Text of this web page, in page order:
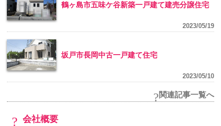
鶴ヶ島市五味ケ谷新築一戸建て建売分譲住宅
2023/05/19
坂戸市長岡中古一戸建て住宅
2023/05/10
関連記事一覧へ
会社概要